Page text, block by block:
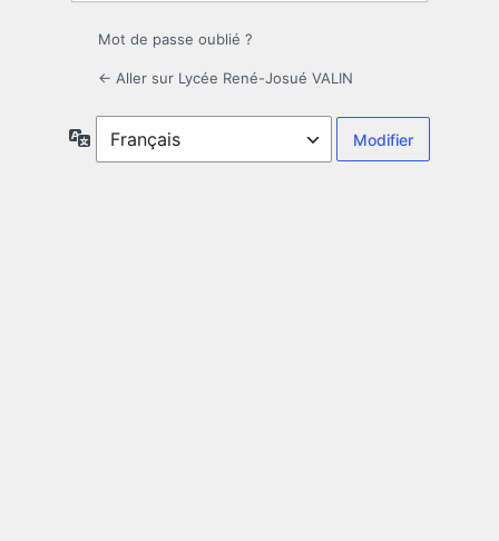
Mot de passe oublié ?
← Aller sur Lycée René-Josué VALIN
Langue